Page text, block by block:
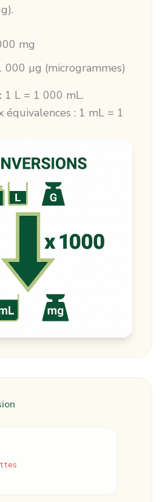
mg
000 µg (microgrammes)
1 L = 1 000 mL.
: 1 mL = 1